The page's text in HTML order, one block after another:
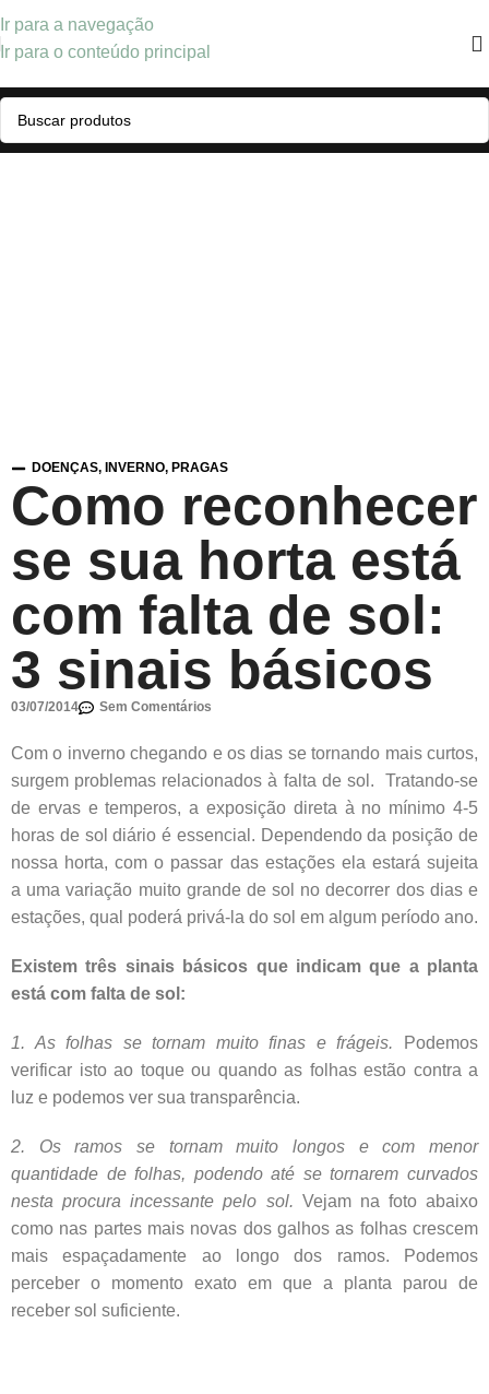
Ir para a navegação
Ir para o conteúdo principal
DOENÇAS, INVERNO, PRAGAS
Como reconhecer
se sua horta está
com falta de sol:
3 sinais básicos
03/07/2014 Sem Comentários
Com o inverno chegando e os dias se tornando mais curtos,
surgem problemas relacionados à falta de sol. Tratando-se
de ervas e temperos, a exposição direta à no mínimo 4-5
horas de sol diário é essencial. Dependendo da posição de
nossa horta, com o passar das estações ela estará sujeita
a uma variação muito grande de sol no decorrer dos dias e
estações, qual poderá privá-la do sol em algum período ano.
Existem três sinais básicos que indicam que a planta
está com falta de sol:
1. As folhas se tornam muito finas e frágeis. Podemos
verificar isto ao toque ou quando as folhas estão contra a
luz e podemos ver sua transparência.
2. Os ramos se tornam muito longos e com menor
quantidade de folhas, podendo até se tornarem curvados
nesta procura incessante pelo sol. Vejam na foto abaixo
como nas partes mais novas dos galhos as folhas crescem
mais espaçadamente ao longo dos ramos. Podemos
perceber o momento exato em que a planta parou de
receber sol suficiente.